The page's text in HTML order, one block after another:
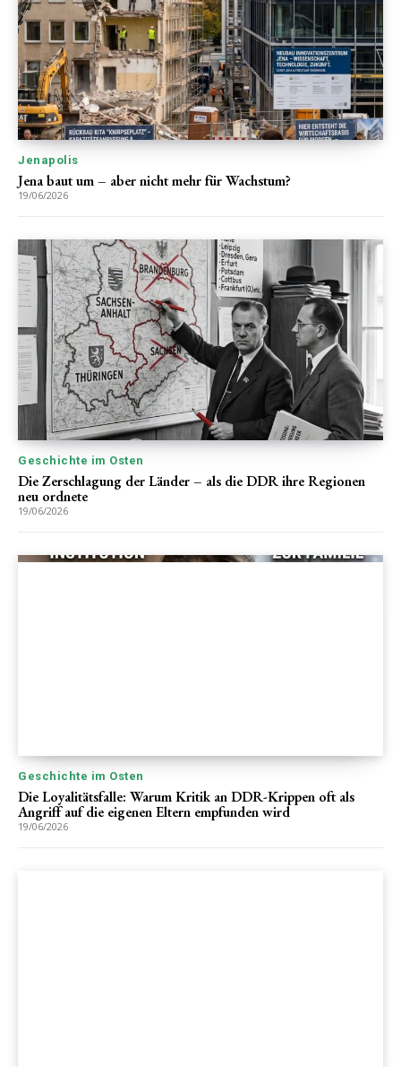
Jenapolis
Jena baut um – aber nicht mehr für Wachstum?
19/06/2026
Geschichte im Osten
Die Zerschlagung der Länder – als die DDR ihre Regionen
neu ordnete
19/06/2026
Geschichte im Osten
Die Loyalitätsfalle: Warum Kritik an DDR-Krippen oft als
Angriff auf die eigenen Eltern empfunden wird
19/06/2026